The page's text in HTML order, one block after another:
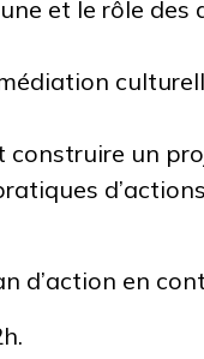
et le rôle
construire un
d’action en